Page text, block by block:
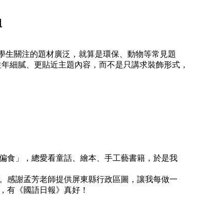
關注的題材廣泛，就算是環保、動物等常見題
細膩、更貼近主題內容，而不是只講求裝飾形式，
」，總愛看童話、繪本、手工藝書籍，於是我
謝孟芳老師提供屏東縣行政區圖，讓我每做一
有《國語日報》真好！